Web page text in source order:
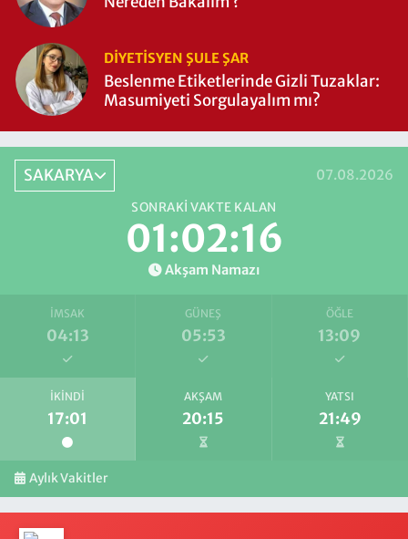
DIYETISYEN ŞULE ŞAR
Beslenme Etiketlerinde Gizli Tuzaklar:
Masumiyeti Sorgulayalım mı?
SAKARYA 07.08.2026
SONRAKI VAKTE KALAN
01:02:16
Akşam Namazı
İMSAK
04:13
GÜNEŞ
05:53
ÖĞLE
13:09
İKINDI
17:01
AKŞAM
20:15
YATSI
21:49
Aylık Vakitler